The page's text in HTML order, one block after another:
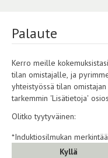
Palaute
Kerro meille
tilan omistajalle, ja pyrimme
yhteistyössä tilan
tarkemmin 'Lisätietoja'
Olitko tyytyväinen:
*Induktiosilmukan
Kyllä